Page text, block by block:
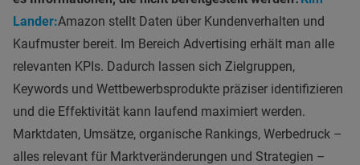
Lander:Amazon stellt Daten über Kundenverhalten und
Kaufmuster bereit. Im Bereich Advertising erhält man alle
relevanten KPIs. Dadurch lassen sich Zielgruppen,
Keywords und Wettbewerbsprodukte präziser identifizieren
und die Effektivität kann laufend maximiert werden.
Marktdaten, Umsätze, organische Rankings, Werbedruck –
alles relevant für Marktveränderungen und Strategien –